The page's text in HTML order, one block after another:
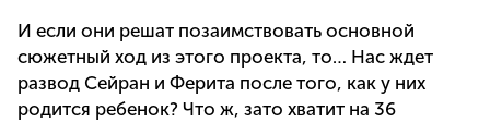
И если они решат позаимствовать основной
сюжетный ход из этого проекта, то… Нас ждет
развод Сейран и Ферита после того, как у них
родится ребенок? Что ж, зато хватит на 36